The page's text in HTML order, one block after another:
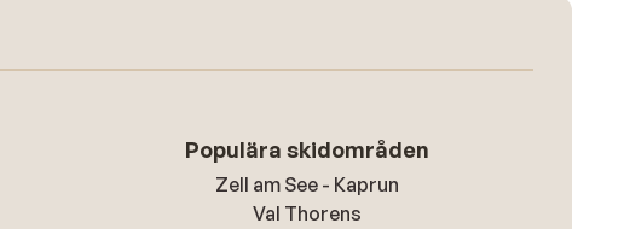
Populära skidområden
Zell am See - Kaprun
Val Thorens